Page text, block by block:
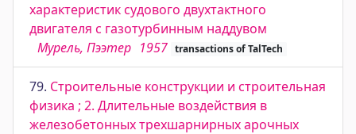
характеристик судового двухтактного
двигателя с газотурбинным наддувом
Мурель, Пээтер 1957 transactions of TalTech
79. Строительные конструкции и строительная
физика ; 2. Длительные воздействия в
железобетонных трехшарнирных арочных